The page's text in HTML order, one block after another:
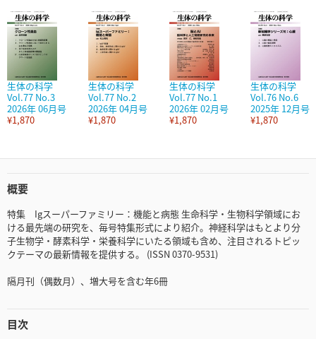
生体の科学
Vol.77 No.3
2026年 06月号
¥1,870
生体の科学
Vol.77 No.2
2026年 04月号
¥1,870
生体の科学
Vol.77 No.1
2026年 02月号
¥1,870
生体の科学
Vol.76 No.6
2025年 12月号
¥1,870
概要
特集 Igスーパーファミリー：機能と病態 生命科学・生物科学領域にお
ける最先端の研究を、毎号特集形式により紹介。神経科学はもとより分
子生物学・酵素科学・栄養科学にいたる領域も含め、注目されるトピッ
クテーマの最新情報を提供する。 (ISSN 0370-9531)
隔月刊（偶数月）、増大号を含む年6冊
目次